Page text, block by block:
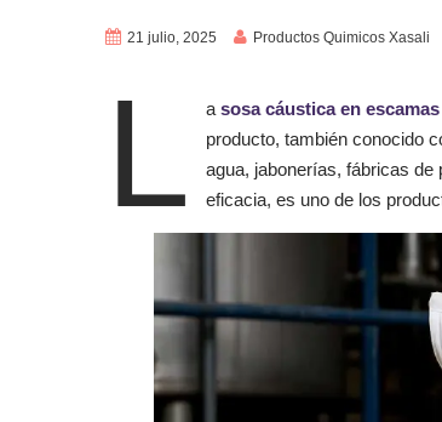
21 julio, 2025 Productos Quimicos Xasali
L asosa cáustica en escamas
producto, también conocido
agua, jabonerías, fábricas
eficacia, es uno de los